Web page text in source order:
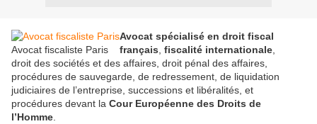
Avocat fiscaliste Paris
Avocat spécialisé en droit fiscal
français fiscalité internationale
droit des sociétés et des affaires, droit pénal des affaires,
procédures de sauvegarde, de redressement, de liquidation
judiciaires de l’entreprise, successions et libéralités, et
procédures devant la Cour Européenne des Droits de
l’Homme